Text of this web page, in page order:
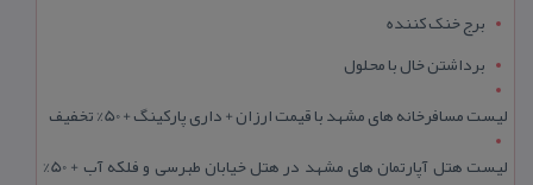
برج خنک کننده
برداشتن خال با محلول
لیست مسافرخانه های مشهد با قیمت ارزان + داری پارکینگ + 50% تخفیف
لیست هتل آپارتمان های مشهد در هتل خیابان طبرسی و فلکه آب + 50%